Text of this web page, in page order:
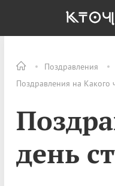
Поздравления
Поздравления на Какого
день